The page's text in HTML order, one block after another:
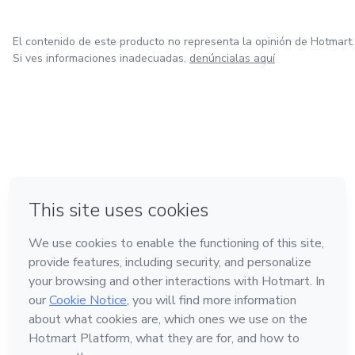
✅ técnica de moño
🔹Recíbelo al instante 🤩
El contenido de este producto no representa la opinión de Hotmart.
Si ves informaciones inadecuadas, denúncialas aquí
Hecho con❤ en Bogotá
Conoce Hotmart
Idioma